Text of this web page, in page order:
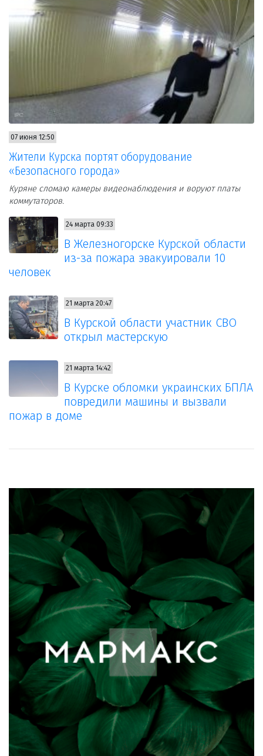
07 июня 12:50
Жители Курска портят оборудование
«Безопасного города»
Куряне сломаю камеры видеонаблюдения и воруют платы
коммутаторов.
24 марта 09:33
В Железногорске Курской области
из-за пожара эвакуировали 10
человек
21 марта 20:47
В Курской области участник СВО
открыл мастерскую
21 марта 14:42
В Курске обломки украинских БПЛА
повредили машины и вызвали
пожар в доме